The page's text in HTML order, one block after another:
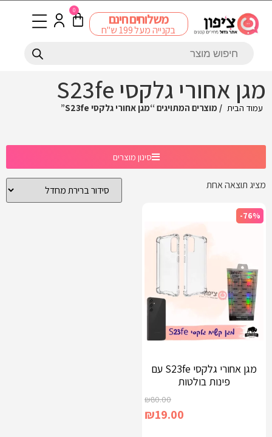
משלוחים חינם
בקנייה מעל 199 ש"ח
0
מגן אחורי גלקסי S23fe
עמוד הבית / מוצרים המתויגים “מגן אחורי גלקסי S23fe”
סינון מוצרים
מציג תוצאה אחת
-76%
מגן אחורי גלקסי S23fe עם
פינות בולטות
₪80.00
₪19.00